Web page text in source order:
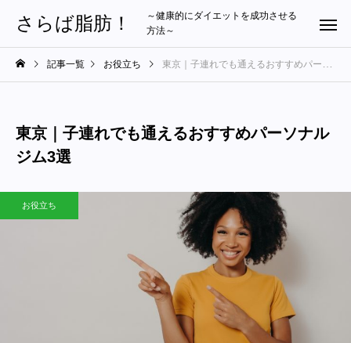
さらば脂肪！
～健康的にダイエットを成功させる
方法～
記事一覧 お役立ち 東京｜子連れでも通えるおすすめパーソナルジム3選
東京｜子連れでも通えるおすすめパーソナル
ジム3選
お役立ち